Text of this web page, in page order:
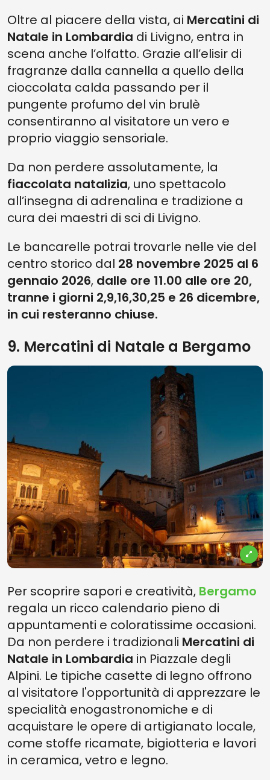
Oltre al piacere della vista, ai Mercatini di
Natale in Lombardia di Livigno, entra in
scena anche l’olfatto. Grazie all’elisir di
fragranze dalla cannella a quello della
cioccolata calda passando per il
pungente profumo del vin brulè
consentiranno al visitatore un vero e
proprio viaggio sensoriale.
Da non perdere assolutamente, la
fiaccolata natalizia, uno spettacolo
all’insegna di adrenalina e tradizione a
cura dei maestri di sci di Livigno.
Le bancarelle potrai trovarle nelle vie del
centro storico dal 28 novembre 2025 al 6
gennaio 2026, dalle ore 11.00 alle ore 20,
tranne i giorni 2,9,16,30,25 e 26 dicembre,
in cui resteranno chiuse.
9. Mercatini di Natale a Bergamo
Per scoprire sapori e creatività, Bergamo
regala un ricco calendario pieno di
appuntamenti e coloratissime occasioni.
Da non perdere i tradizionali Mercatini di
Natale in Lombardia in Piazzale degli
Alpini. Le tipiche casette di legno offrono
al visitatore l'opportunità di apprezzare le
specialità enogastronomiche e di
acquistare le opere di artigianato locale,
come stoffe ricamate, bigiotteria e lavori
in ceramica, vetro e legno.